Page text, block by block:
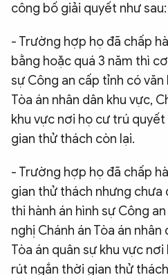
công bố giải quyết như sau:
- Trường hợp họ đã chấp
bằng hoặc quá 3 năm thì
sự Công an cấp tỉnh có văn
Tòa án nhân dân khu vực,
khu vực nơi họ cư trú
gian thử thách còn lại.
- Trường hợp họ đã chấp
gian thử thách nhưng chưa
thi hành án hình sự Công
nghị Chánh án Tòa án nhân
Tòa án quân sự khu vực
rút ngắn thời gian thử